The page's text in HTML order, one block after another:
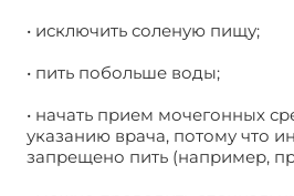
• исключить соленую пищу;
• пить побольше воды;
• начать прием мочегонных
указанию врача, потому что
запрещено пить (например,